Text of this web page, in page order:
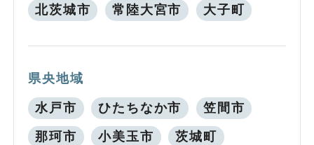
北茨城市 常陸大宮市 大子町
県央地域
水戸市 ひたちなか市 笠間市
那珂市 小美玉市 茨城町